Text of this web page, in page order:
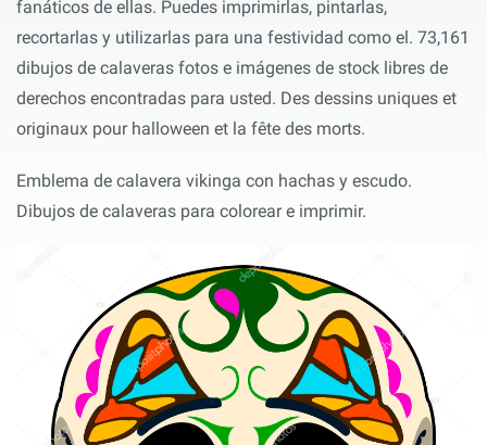
fanáticos de ellas. Puedes imprimirlas, pintarlas,
recortarlas y utilizarlas para una festividad como el. 73,161
dibujos de calaveras fotos e imágenes de stock libres de
derechos encontradas para usted. Des dessins uniques et
originaux pour halloween et la fête des morts.
Emblema de calavera vikinga con hachas y escudo.
Dibujos de calaveras para colorear e imprimir.